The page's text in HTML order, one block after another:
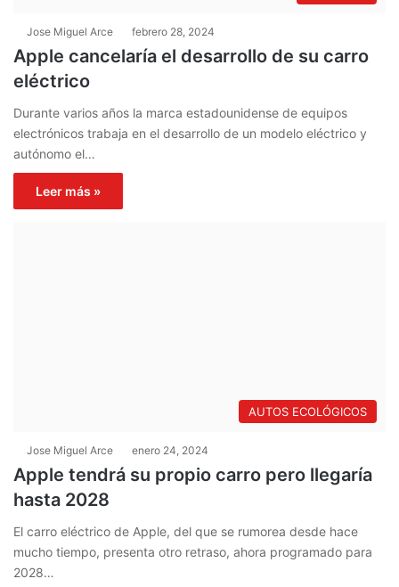
Jose Miguel Arce febrero 28, 2024
Apple cancelaría el desarrollo de su carro
eléctrico
Durante varios años la marca estadounidense de equipos
electrónicos trabaja en el desarrollo de un modelo eléctrico y
autónomo el…
Leer más »
AUTOS ECOLÓGICOS
Jose Miguel Arce enero 24, 2024
Apple tendrá su propio carro pero llegaría
hasta 2028
El carro eléctrico de Apple, del que se rumorea desde hace
mucho tiempo, presenta otro retraso, ahora programado para
2028…